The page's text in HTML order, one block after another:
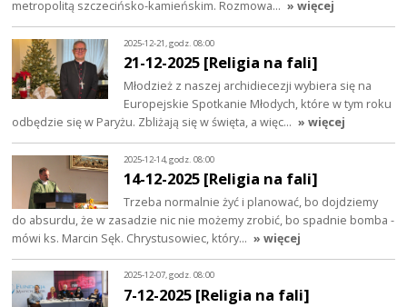
metropolitą szczecińsko-kamieńskim. Rozmowa… » więcej
2025-12-21, godz. 08:00
21-12-2025 [Religia na fali]
Młodzież z naszej archidiecezji wybiera się na
Europejskie Spotkanie Młodych, które w tym roku
odbędzie się w Paryżu. Zbliżają się w święta, a więc… » więcej
2025-12-14, godz. 08:00
14-12-2025 [Religia na fali]
Trzeba normalnie żyć i planować, bo dojdziemy
do absurdu, że w zasadzie nic nie możemy zrobić, bo spadnie bomba -
mówi ks. Marcin Sęk. Chrystusowiec, który… » więcej
2025-12-07, godz. 08:00
7-12-2025 [Religia na fali]